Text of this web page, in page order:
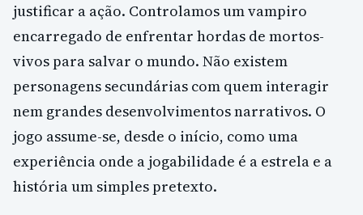
justificar a ação. Controlamos um vampiro
encarregado de enfrentar hordas de mortos-
vivos para salvar o mundo. Não existem
personagens secundárias com quem interagir
nem grandes desenvolvimentos narrativos. O
jogo assume-se, desde o início, como uma
experiência onde a jogabilidade é a estrela e a
história um simples pretexto.